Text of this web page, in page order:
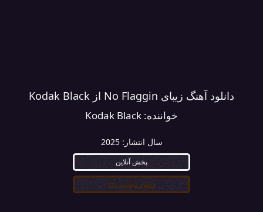
دانلود آهنگ زیبای No Flaggin از Kodak Black
خواننده: Kodak Black
سال انتشار:2025
پخش آنلاین
دانلود کیفیت ۳۲۰